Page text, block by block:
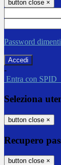
button close ×
Password
-
Entra con SPID
Seleziona
button close ×
Recupero
button close ×